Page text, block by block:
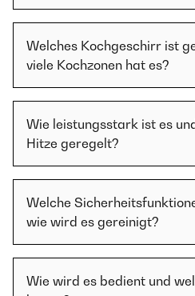
Welches Kochgeschirr ist
viele Kochzonen hat es?
Wie leistungsstark ist es
Hitze geregelt?
Welche
wie wird es gereinigt?
Wie wird es bedient und